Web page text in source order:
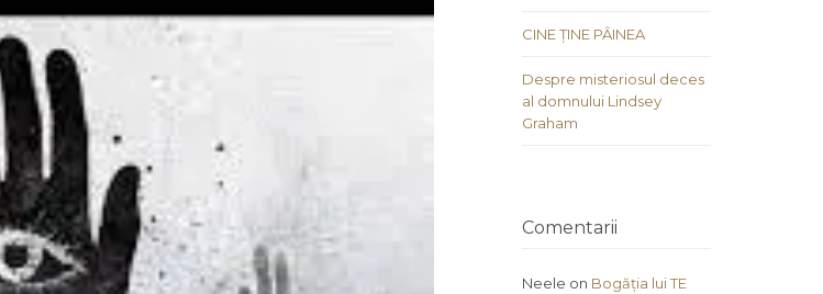
CINE ȚINE PÂINEA
Despre misteriosul deces
al domnului Lindsey
Graham
Comentarii
Neele on Bogăția lui TE